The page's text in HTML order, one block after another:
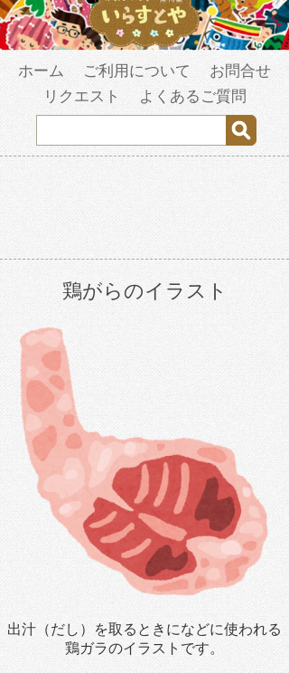
ホーム ご利用について
お問合せ
リクエスト
よくあるご質問
鶏がらのイラスト
出汁（だし）を取るときになどに使われる
鶏ガラのイラストです。